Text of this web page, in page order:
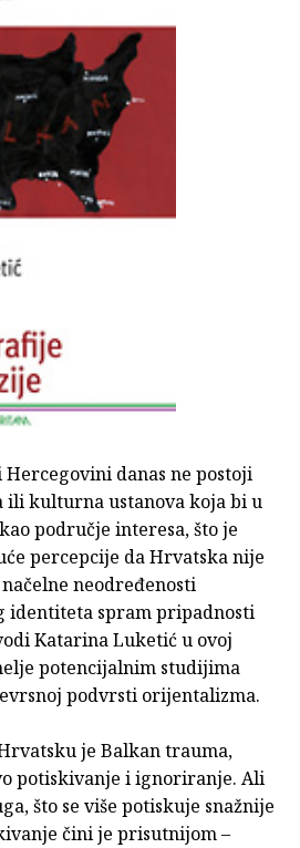
Hercegovini danas ne postoji
ili kulturna ustanova koja bi u
područje interesa, što je
percepcije da Hrvatska nije
neodređenosti
identiteta spram pripadnosti
Katarina Luketić u ovoj
potencijalnim studijima
podvrsti orijentalizma.
je Balkan trauma,
potiskivanje i ignoriranje. Ali
što se više potiskuje snažnije
čini je prisutnijom –